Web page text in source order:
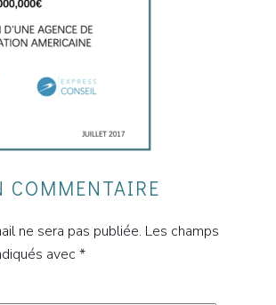
COMMENTAIRE
ne sera pas publiée. Les champs
avec *